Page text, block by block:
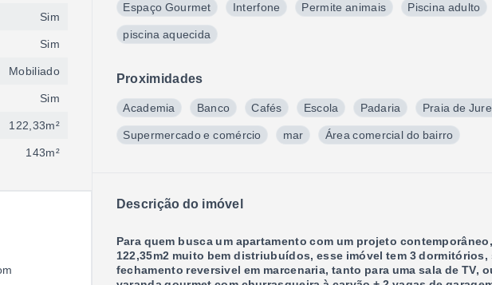
Espaço Gourmet Interfone Permite animais Piscina adulto
piscina aquecida
Proximidades
Academia Banco Cafés Escola Padaria Praia de
Supermercado e comércio mar Área comercial do bairro
Descrição do imóvel
Para quem busca um apartamento com um projeto
122,35m2 muito bem distriubuídos, esse imóvel tem 3
fechamento reversivel em marcenaria, tanto para uma sala de TV,
Sim
Sim
Mobiliado
Sim
122,33m²
143m²